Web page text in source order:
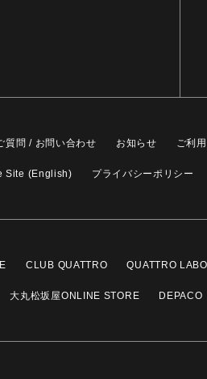
質問 / お問い合わせ お知らせ ご利
Site (English) プライバシーポリシー
CLUB QUATTRO QUATTRO LABO
大丸松坂屋ONLINE STORE DEPACO